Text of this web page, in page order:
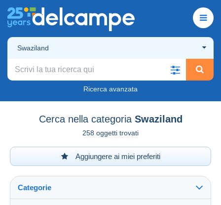
Swaziland
Ricerca avanzata
Cerca nella categoria Swaziland
258 oggetti trovati
Aggiungere ai miei preferiti
Categorie